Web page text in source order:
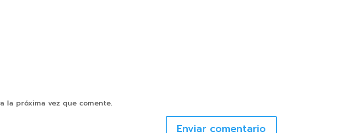
la próxima vez que comente.
Enviar comentario